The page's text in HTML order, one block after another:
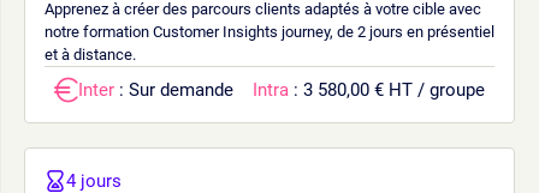
Apprenez à créer des parcours clients adaptés à votre cible avec
notre formation Customer Insights journey, de 2 jours en présentiel
et à distance.
Inter : Sur demande Intra : 3 580,00 € HT / groupe
4 jours